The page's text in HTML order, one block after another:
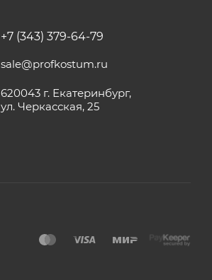
+7 (343) 379-64-79
sale@profkostum.ru
620043 г. Екатеринбург,
ул. Черкасская, 25